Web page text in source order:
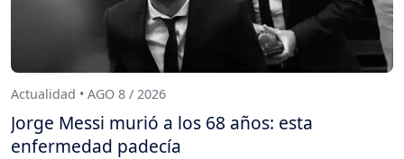
Actualidad • AGO 8 / 2026
Jorge Messi murió a los 68 años: esta
enfermedad padecía